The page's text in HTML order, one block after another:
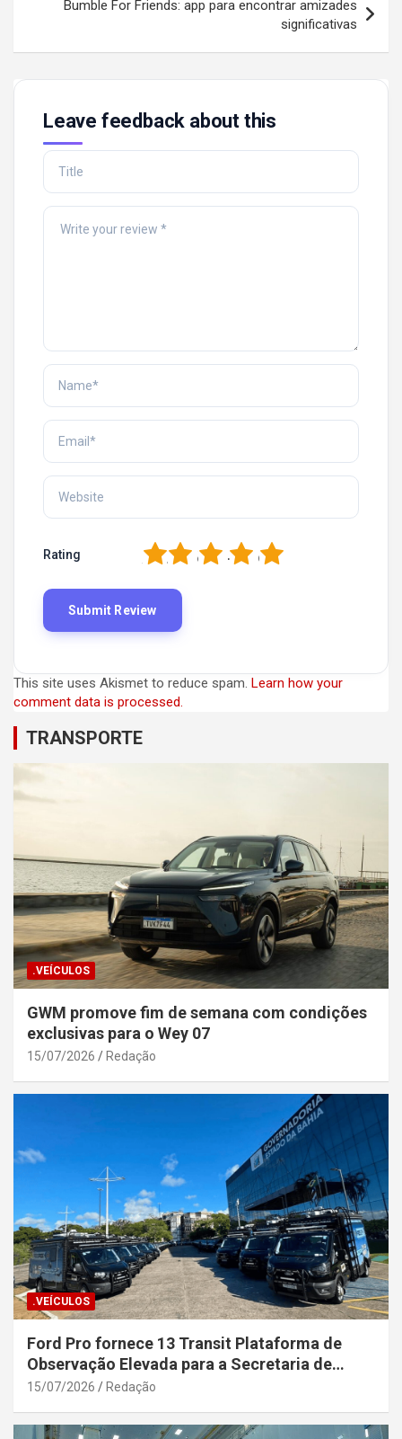
Bumble For Friends: app para encontrar amizades
significativas
Leave feedback about this
Rating 5
4
3
2
This site uses Akismet to reduce spam. Learn how your
comment data is processed.
TRANSPORTE
.VEÍCULOS
GWM promove fim de semana com condições
exclusivas para o Wey 07
15/07/2026 Redação
.VEÍCULOS
Ford Pro fornece 13 Transit Plataforma de
Observação Elevada para a Secretaria de
Segurança Pública da Bahia
15/07/2026 Redação